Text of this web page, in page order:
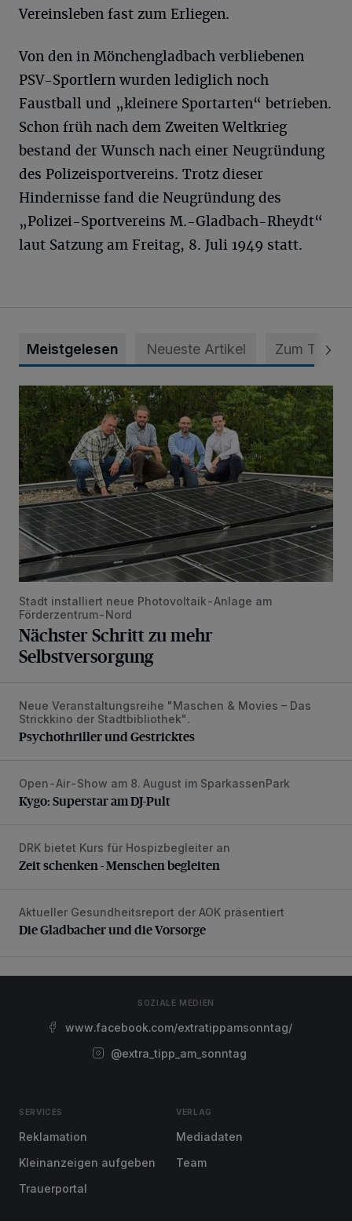
Vereinsleben fast zum Erliegen.
Von den in Mönchengladbach verbliebenen
PSV-Sportlern wurden lediglich noch
Faustball und „kleinere Sportarten“ betrieben.
Schon früh nach dem Zweiten Weltkrieg
bestand der Wunsch nach einer Neugründung
des Polizeisportvereins. Trotz dieser
Hindernisse fand die Neugründung des
„Polizei-Sportvereins M.-Gladbach-Rheydt“
laut Satzung am Freitag, 8. Juli 1949 statt.
Meistgelesen Neueste Artikel Zum Thema
Nächster Schritt zu mehr Selbstversorgung
Stadt installiert neue Photovoltaik-Anlage am
Förderzentrum-Nord
Nächster Schritt zu mehr
Selbstversorgung
Psychothriller und Gestricktes
Neue Veranstaltungsreihe "Maschen & Movies – Das
Strickkino der Stadtbibliothek".
Psychothriller und Gestricktes
Kygo: Superstar am DJ-Pult
Open-Air-Show am 8. August im SparkassenPark
Kygo: Superstar am DJ-Pult
Zeit schenken - Menschen begleiten
DRK bietet Kurs für Hospizbegleiter an
Zeit schenken - Menschen begleiten
Die Gladbacher und die Vorsorge
Aktueller Gesundheitsreport der AOK präsentiert
Die Gladbacher und die Vorsorge
SOZIALE MEDIEN
www.facebook.com/extratippamsonntag/
@extra_tipp_am_sonntag
SERVICES
Reklamation
Kleinanzeigen aufgeben
Trauerportal
VERLAG
Mediadaten
Team